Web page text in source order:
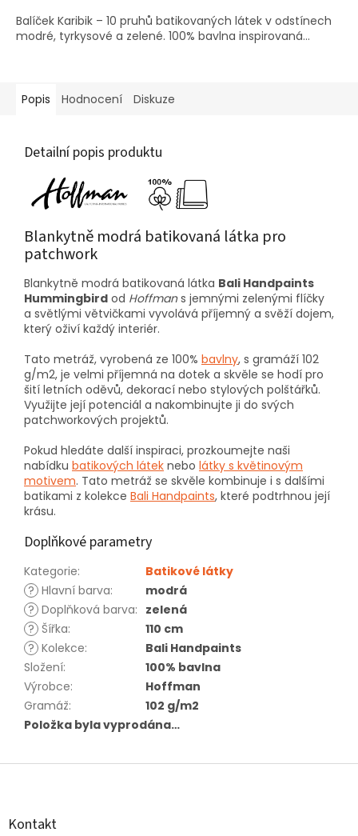
Balíček Karibik – 10 pruhů batikovaných látek v odstínech
modré, tyrkysové a zelené. 100% bavlna inspirovaná...
Popis Hodnocení Diskuze
Detailní popis produktu
Blankytně modrá batikovaná látka pro
patchwork
Blankytně modrá batikovaná látka Bali Handpaints
Hummingbird od Hoffmans jemnými zelenými flíčky
a světlými větvičkami vyvolává příjemný a svěží dojem,
který oživí každý interiér.
Tato metráž, vyrobená ze 100% bavlny, s gramáží 102
g/m2, je velmi příjemná na dotek a skvěle se hodí pro
šití letních oděvů, dekorací nebo stylových polštářků.
Využijte její potenciál a nakombinujte ji do svých
patchworkových projektů.
Pokud hledáte další inspiraci, prozkoumejte naši
nabídku batikových látek nebo látky s květinovým
motivem. Tato metráž se skvěle kombinuje i s dalšími
batikami z kolekce Bali Handpaints, které podtrhnou její
krásu.
Doplňkové parametry
Kategorie:
Batikové látky
? Hlavní barva:
modrá
? Doplňková barva: zelená
? Šířka:
110 cm
? Kolekce:
Bali Handpaints
Složení:
100% bavlna
Výrobce:
Hoffman
Gramáž:
102 g/m2
Položka byla vyprodána…
Z
Kontakt